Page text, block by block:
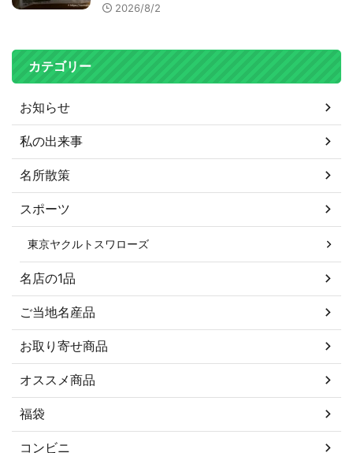
2026/8/2
カテゴリー
お知らせ
私の出来事
名所散策
スポーツ
東京ヤクルトスワローズ
名店の1品
ご当地名産品
お取り寄せ商品
オススメ商品
福袋
コンビニ